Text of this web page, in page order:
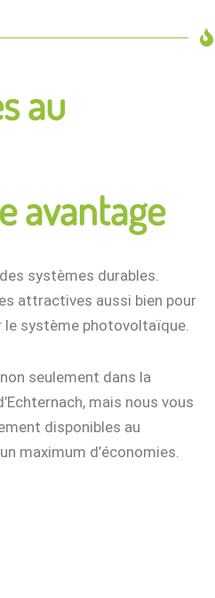
au
avantage
systèmes durables.
attractives aussi bien pour
le système photovoltaïque.
seulement dans la
mais nous vous
disponibles au
maximum d’économies.